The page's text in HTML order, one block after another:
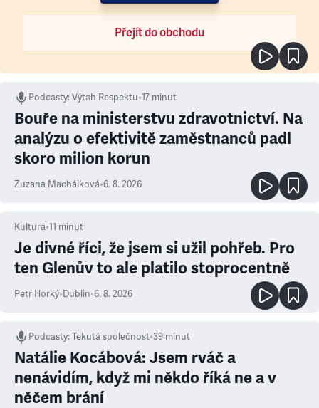
Přejít do obchodu
Podcasty:Výtah Respektu•17 minut
Bouře na ministerstvu zdravotnictví. Na
analýzu o efektivitě zaměstnanců padl
skoro milion korun
Zuzana Machálková•6. 8. 2026
Kultura•11 minut
Je divné říci, že jsem si užil pohřeb. Pro
ten Glenův to ale platilo stoprocentně
Petr Horký•Dublin•6. 8. 2026
Podcasty:Tekutá společnost•39 minut
Natálie Kocábová: Jsem rváč a
nenávidím, když mi někdo říká ne a v
něčem brání